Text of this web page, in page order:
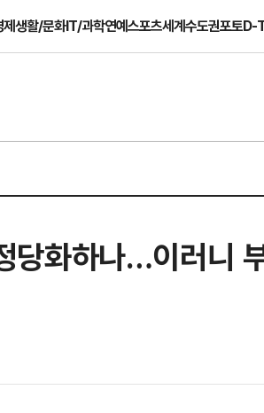
제생활/문화IT/과학연예스포츠세계수도권포토D-
당화하나…이러니